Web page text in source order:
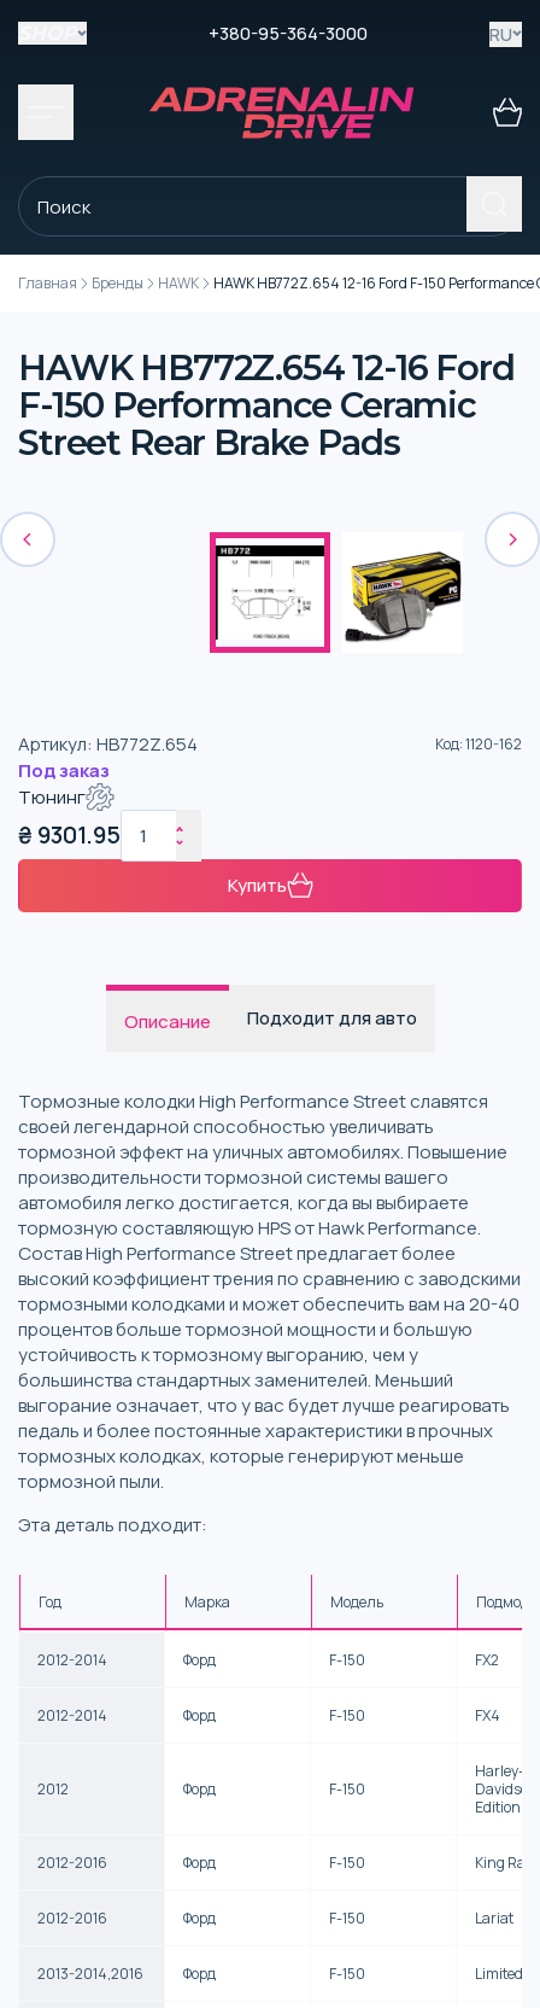
+380-95-364-3000 RU
Главная Бренды HAWK HAWK HB772Z.654 12-16 Ford F-150
HAWK HB772Z.654 12-16 Ford
F-150 Performance Ceramic
Street Rear Brake Pads
Артикул: HB772Z.654 Код:1120-162
Под заказ
Тюнинг
₴ 9301.95
Купить
Описание Подходит для авто
Тормозные колодки High Performance Street славятся
своей легендарной способностью увеличивать
тормозной эффект на уличных автомобилях. Повышение
производительности тормозной системы вашего
автомобиля легко достигается, когда вы выбираете
тормозную составляющую HPS от Hawk Performance.
Состав High Performance Street предлагает более
высокий коэффициент трения по сравнению с заводскими
тормозными колодками и может обеспечить вам на 20-40
процентов больше тормозной мощности и большую
устойчивость к тормозному выгоранию, чем у
большинства стандартных заменителей. Меньший
выгорание означает, что у вас будет лучше реагировать
педаль и более постоянные характеристики в прочных
тормозных колодках, которые генерируют меньше
тормозной пыли.
Эта деталь подходит:
Год Марка Модель
2012-2014 Форд F-150 FX2
2012-2014 Форд F-150 FX4
2012 Форд F-150
Harley-
Davidson
Edition
2012-2016 Форд F-150 King
2012-2016 Форд F-150 Lariat
2013-2014,2016 Форд F-150 Limited